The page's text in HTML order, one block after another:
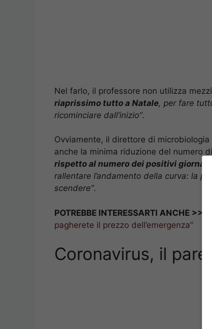
Nel farlo, il professore non utilizza
riaprissimo tutto a Natale, per fare
ricominciare dall’inizio”.
Ovviamente, il direttore di
anche la minima riduzione del numero
rispetto al numero dei positivi
rallentare l’andamento della curva: la
scendere”.
POTREBBE INTERESSARTI ANCHE >>>
pagherete il prezzo dell’emergenza”
Coronavirus, il